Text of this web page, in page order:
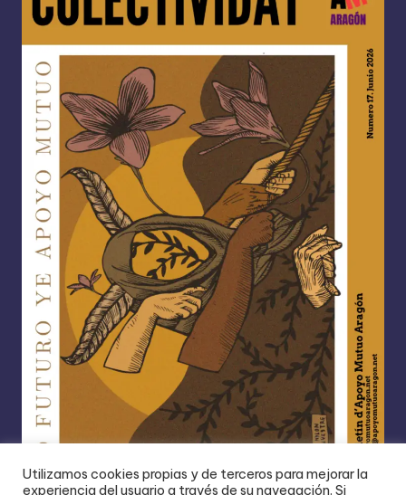
Utilizamos cookies propias y de terceros para mejorar la
experiencia del usuario a través de su navegación. Si